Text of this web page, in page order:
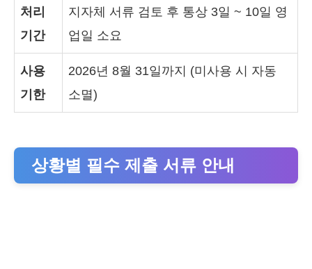
처리
기간
지자체 서류 검토 후 통상 3일 ~ 10일 영
업일 소요
사용
기한
2026년 8월 31일까지 (미사용 시 자동
소멸)
상황별 필수 제출 서류 안내